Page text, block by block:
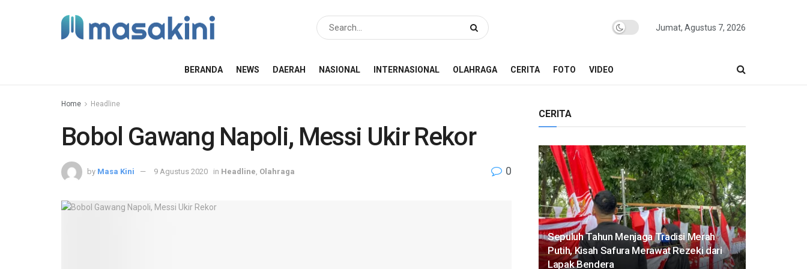
Jumat, Agustus 7, 2026
BERANDA NEWS DAERAH NASIONAL INTERNASIONAL OLAHRAGA CERITA FOTO VIDEO
Home Headline
Bobol Gawang Napoli, Messi Ukir Rekor
by Masa Kini 9 Agustus 2020 in Headline Olahraga 0
CERITA
Sepuluh Tahun Menjaga Tradisi Merah
Putih, Kisah Safura Merawat Rezeki dari
Lapak Bendera